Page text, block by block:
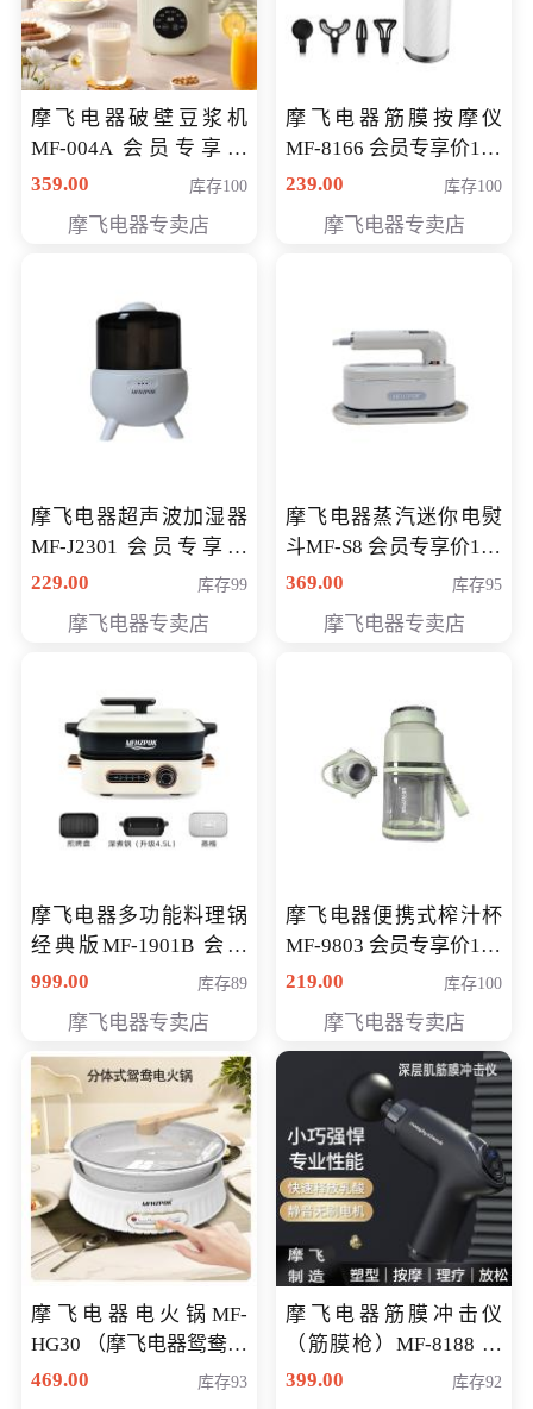
摩飞电器破壁豆浆机
MF-004A 会员专享价
168元
359.00 库存100
摩飞电器专卖店
摩飞电器筋膜按摩仪
MF-8166 会员专享价168
元
239.00 库存100
摩飞电器专卖店
摩飞电器超声波加湿器
MF-J2301 会员专享价
168元
229.00 库存99
摩飞电器专卖店
摩飞电器蒸汽迷你电熨
斗MF-S8 会员专享价168
元
369.00 库存95
摩飞电器专卖店
摩飞电器多功能料理锅
经典版MF-1901B 会员
专享价399元
999.00 库存89
摩飞电器专卖店
摩飞电器便携式榨汁杯
MF-9803 会员专享价138
元
219.00 库存100
摩飞电器专卖店
摩飞电器电火锅MF-
HG30 （摩飞电器鸳鸯锅
MF-HG30 ） 会员专享价
469.00 库存93
摩飞电器筋膜冲击仪
（筋膜枪）MF-8188 会
员专享价268元
399.00 库存92